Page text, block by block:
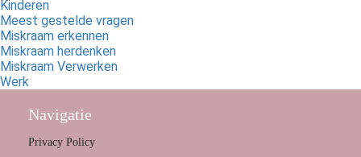
Kinderen
Meest gestelde vragen
Miskraam erkennen
Miskraam herdenken
Miskraam Verwerken
Werk
Navigatie
Privacy Policy